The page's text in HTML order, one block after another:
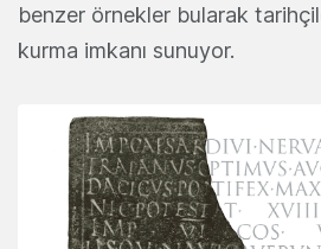
benzer örnekler bularak
kurma imkanı sunuyor.